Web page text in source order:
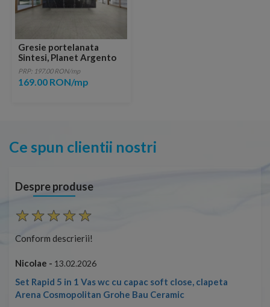
Gresie portelanata
Sintesi, Planet Argento
45x45 cm
PRP: 197.00 RON/mp
169.00 RON/mp
Ce spun clientii nostri
Despre produse
Conform descrierii!
Nicolae - 13.02.2026
Set Rapid 5 in 1 Vas wc cu capac soft close, clapeta
Arena Cosmopolitan Grohe Bau Ceramic